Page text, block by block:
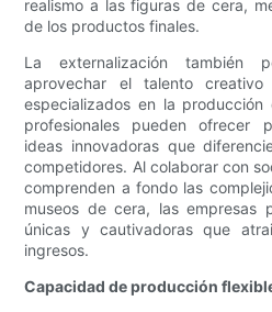
realismo a las figuras de cera,
de los productos finales.
La externalización también
aprovechar el talento
especializados en la
profesionales pueden ofrecer
ideas innovadoras que
competidores. Al colaborar con
comprenden a fondo las
museos de cera, las empresas
únicas y cautivadoras que
ingresos.
Capacidad de producción